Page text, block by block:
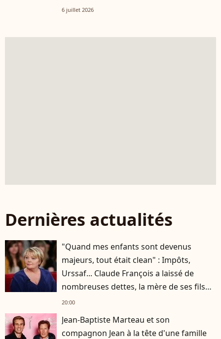
6 juillet 2026
Dernières actualités
"Quand mes enfants sont devenus
majeurs, tout était clean" : Impôts,
Urssaf... Claude François a laissé de
nombreuses dettes, la mère de ses fils
s'est occupée de tout
20:00
Jean-Baptiste Marteau et son
compagnon Jean à la tête d'une famille